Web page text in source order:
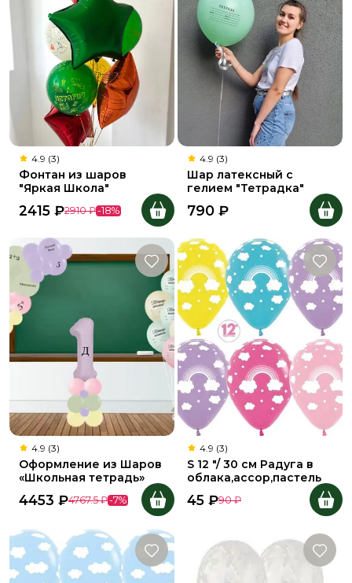
4.9 (3)
Фонтан из шаров
"Яркая Школа"
2415 ₽2910 ₽-18%
4.9 (3)
Шар латексный с
гелием "Тетрадка"
790 ₽
4.9 (3)
Оформление из Шаров
«Школьная тетрадь»
4453 ₽4767.5 ₽-7%
4.9 (3)
S 12 "/ 30 см Радуга в
облака,ассор,пастель
45 ₽90 ₽